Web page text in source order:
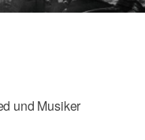
und Musiker